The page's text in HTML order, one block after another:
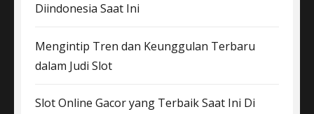
Diindonesia Saat Ini
Mengintip Tren dan Keunggulan Terbaru
dalam Judi Slot
Slot Online Gacor yang Terbaik Saat Ini Di